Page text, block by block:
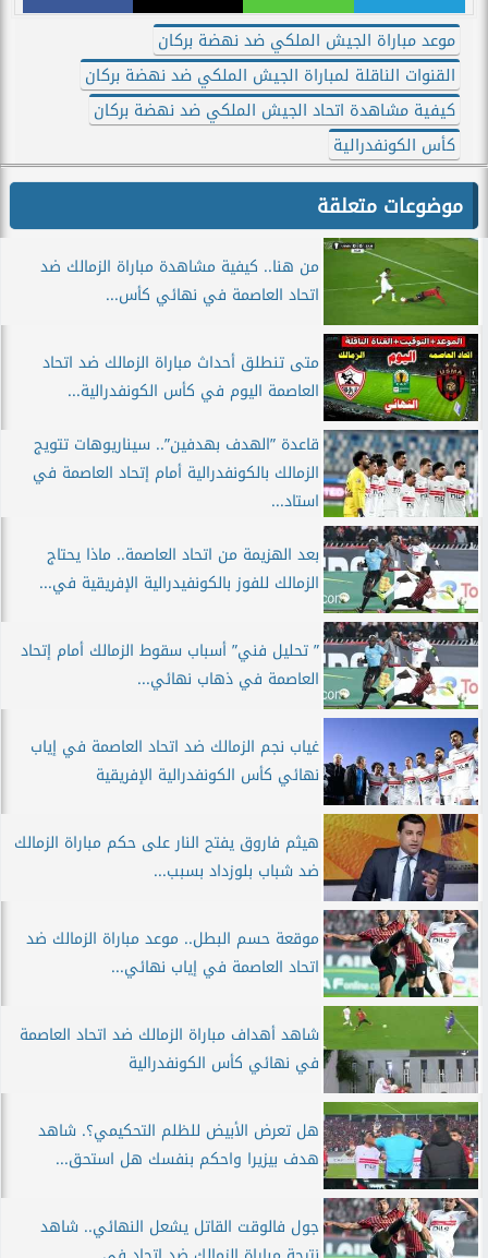
موعد مباراة الجيش الملكي ضد نهضة بركان
القنوات الناقلة لمباراة الجيش الملكي ضد نهضة بركان
كيفية مشاهدة اتحاد الجيش الملكي ضد نهضة بركان
كأس الكونفدرالية
موضوعات متعلقة
من هنا.. كيفية مشاهدة مباراة الزمالك ضد
اتحاد العاصمة في نهائي كأس...
متى تنطلق أحداث مباراة الزمالك ضد اتحاد
العاصمة اليوم في كأس الكونفدرالية...
قاعدة ”الهدف بهدفين”.. سيناريوهات تتويج
الزمالك بالكونفدرالية أمام إتحاد العاصمة في
استاد...
بعد الهزيمة من اتحاد العاصمة.. ماذا يحتاج
الزمالك للفوز بالكونفيدرالية الإفريقية في...
” تحليل فني” أسباب سقوط الزمالك أمام إتحاد
العاصمة في ذهاب نهائي...
غياب نجم الزمالك ضد اتحاد العاصمة في إياب
نهائي كأس الكونفدرالية الإفريقية
هيثم فاروق يفتح النار على حكم مباراة الزمالك
ضد شباب بلوزداد بسبب...
موقعة حسم البطل.. موعد مباراة الزمالك ضد
اتحاد العاصمة في إياب نهائي...
شاهد أهداف مباراة الزمالك ضد اتحاد العاصمة
في نهائي كأس الكونفدرالية
هل تعرض الأبيض للظلم التحكيمي؟. شاهد
هدف بيزيرا واحكم بنفسك هل استحق...
جول فالوقت القاتل يشعل النهائي.. شاهد